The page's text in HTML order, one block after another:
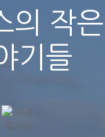
의 작은
기들